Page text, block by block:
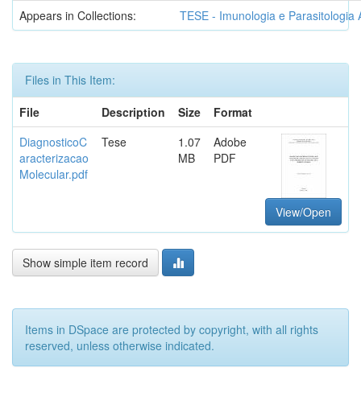
Appears in Collections:
TESE - Imunologia e Parasitologia
Files in This Item:
File
Description Size
Format
DiagnosticoC
aracterizacao
Molecular.pdf
Tese
1.07
MB
Adobe
PDF
View/Open
Show simple item record
Items in DSpace are protected by copyright, with all rights
reserved, unless otherwise indicated.